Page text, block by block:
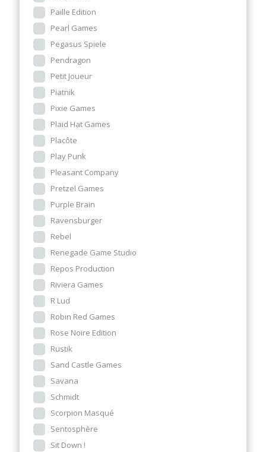
Paille Edition
Pearl Games
Pegasus Spiele
Pendragon
Petit Joueur
Piatnik
Pixie Games
Plaid Hat Games
Placôte
Play Punk
Pleasant Company
Pretzel Games
Purple Brain
Ravensburger
Rebel
Renegade Game Studio
Repos Production
Riviera Games
R Lud
Robin Red Games
Rose Noire Edition
Rustik
Sand Castle Games
Savana
Schmidt
Scorpion Masqué
Sentosphère
Sit Down !